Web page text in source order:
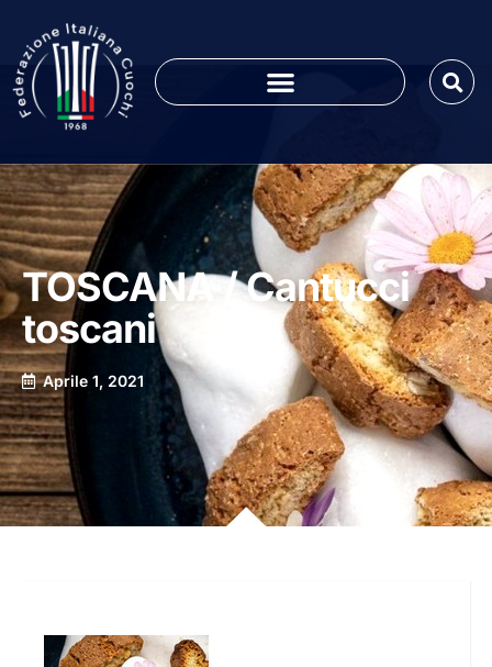
TOSCANA / Cantucci
toscani
Aprile 1, 2021